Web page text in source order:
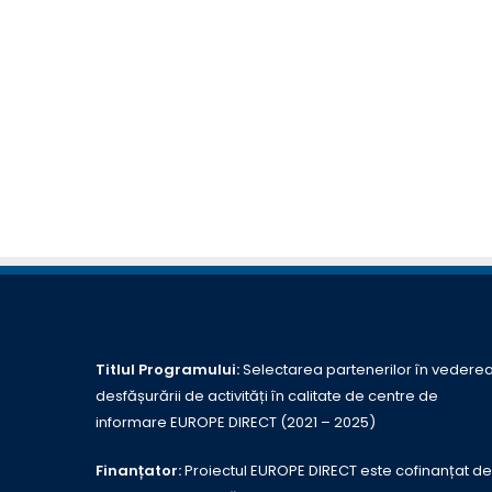
Titlul Programului:Selectarea partenerilor în
desfășurării de activități în calitate de centre de
informare EUROPE DIRECT (2021 – 2025)
Finanțator:Proiectul EUROPE DIRECT este cofinanțat de